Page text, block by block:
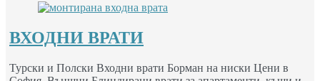
ВХОДНИ ВРАТИ
Турски и Полски Входни врати Борман на ниски Цени в